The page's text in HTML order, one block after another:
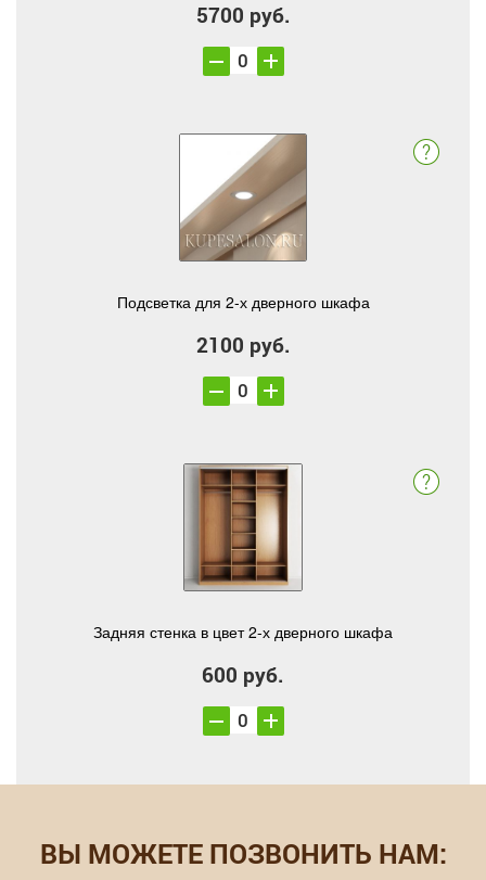
5700 руб.
Подсветка для 2-х дверного шкафа
2100 руб.
Задняя стенка в цвет 2-х дверного шкафа
600 руб.
ВЫ МОЖЕТЕ ПОЗВОНИТЬ НАМ: